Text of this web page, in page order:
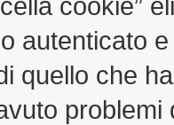
autenticato
quello che